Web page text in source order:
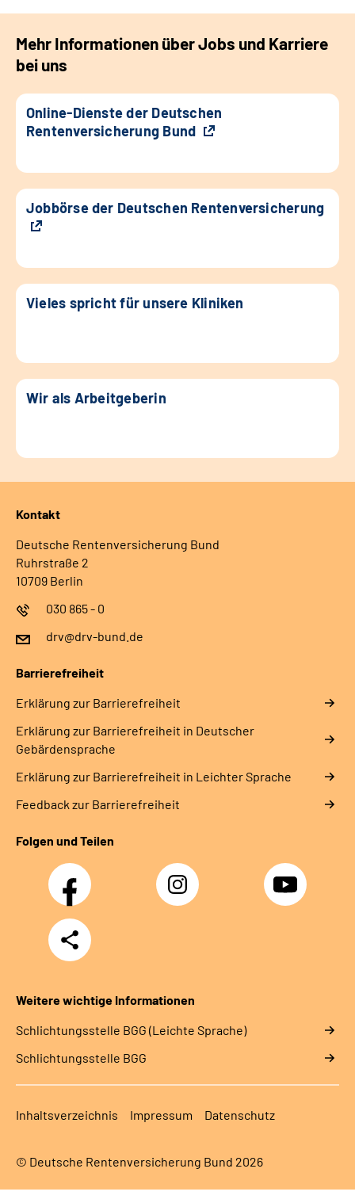
Mehr Informationen über Jobs und Karriere
bei uns
Online-Dienste der Deutschen
Rentenversicherung Bund
Jobbörse der Deutschen Rentenversicherung
Vieles spricht für unsere Kliniken
Wir als Arbeitgeberin
Kontakt
Deutsche Rentenversicherung Bund
Ruhrstraße 2
10709 Berlin
030 865 - 0
drv@drv-bund.de
Barrierefreiheit
Erklärung zur Barrierefreiheit
Erklärung zur Barrierefreiheit in Deutscher
Gebärdensprache
Erklärung zur Barrierefreiheit in Leichter Sprache
Feedback zur Barrierefreiheit
Folgen und Teilen
Facebook Instagram YouTube
Teilen
Weitere wichtige Informationen
Schlich­tungs­stel­le BGG (Leichte Sprache)
Schlich­tungs­stel­le BGG
Inhaltsverzeichnis Impressum Datenschutz
© Deutsche Rentenversicherung Bund 2026